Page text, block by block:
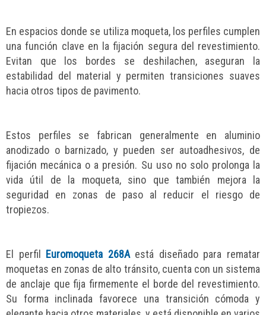
En espacios donde se utiliza moqueta, los perfiles cumplen
una función clave en la fijación segura del revestimiento.
Evitan que los bordes se deshilachen, aseguran la
estabilidad del material y permiten transiciones suaves
hacia otros tipos de pavimento.
Estos perfiles se fabrican generalmente en aluminio
anodizado o barnizado, y pueden ser autoadhesivos, de
fijación mecánica o a presión. Su uso no solo prolonga la
vida útil de la moqueta, sino que también mejora la
seguridad en zonas de paso al reducir el riesgo de
tropiezos.
El perfil Euromoqueta 268Aestá diseñado para rematar
moquetas en zonas de alto tránsito, cuenta con un sistema
de anclaje que fija firmemente el borde del revestimiento.
Su forma inclinada favorece una transición cómoda y